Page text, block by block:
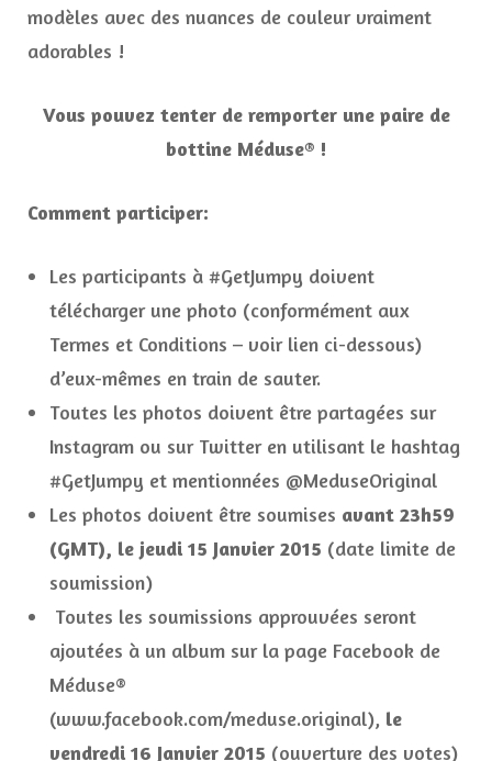
modèles avec des nuances de couleur vraiment
adorables !
Vous pouvez tenter de remporter une paire de
bottine Méduse® !
Comment participer:
Les participants à #GetJumpy doivent
télécharger une photo (conformément aux
Termes et Conditions – voir lien ci-dessous)
d’eux-mêmes en train de sauter.
Toutes les photos doivent être partagées sur
Instagram ou sur Twitter en utilisant le hashtag
#GetJumpy et mentionnées @MeduseOriginal
Les photos doivent être soumises avant 23h59
(GMT), le jeudi 15 Janvier 2015 (date limite de
soumission)
Toutes les soumissions approuvées seront
ajoutées à un album sur la page Facebook de
Méduse®
(www.facebook.com/meduse.original), le
vendredi 16 Janvier 2015 (ouverture des votes)